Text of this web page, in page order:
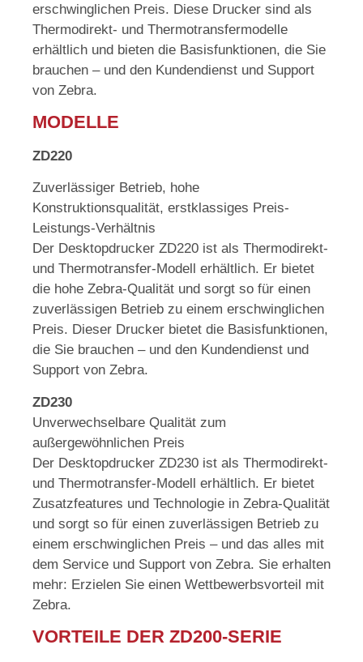
erschwinglichen Preis. Diese Drucker sind als
Thermodirekt- und Thermotransfermodelle
erhältlich und bieten die Basisfunktionen, die Sie
brauchen – und den Kundendienst und Support
von Zebra.
MODELLE
ZD220
Zuverlässiger Betrieb, hohe
Konstruktionsqualität, erstklassiges Preis-
Leistungs-Verhältnis
Der Desktopdrucker ZD220 ist als Thermodirekt-
und Thermotransfer-Modell erhältlich. Er bietet
die hohe Zebra-Qualität und sorgt so für einen
zuverlässigen Betrieb zu einem erschwinglichen
Preis. Dieser Drucker bietet die Basisfunktionen,
die Sie brauchen – und den Kundendienst und
Support von Zebra.
ZD230
Unverwechselbare Qualität zum
außergewöhnlichen Preis
Der Desktopdrucker ZD230 ist als Thermodirekt-
und Thermotransfer-Modell erhältlich. Er bietet
Zusatzfeatures und Technologie in Zebra-Qualität
und sorgt so für einen zuverlässigen Betrieb zu
einem erschwinglichen Preis – und das alles mit
dem Service und Support von Zebra. Sie erhalten
mehr: Erzielen Sie einen Wettbewerbsvorteil mit
Zebra.
VORTEILE DER ZD200-SERIE